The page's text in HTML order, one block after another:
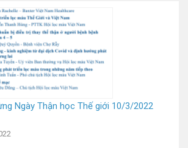
Ngày Thận học Thế giới 10/3/2022